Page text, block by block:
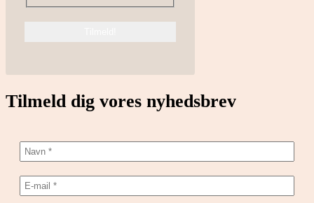
Tilmeld dig vores nyhedsbrev